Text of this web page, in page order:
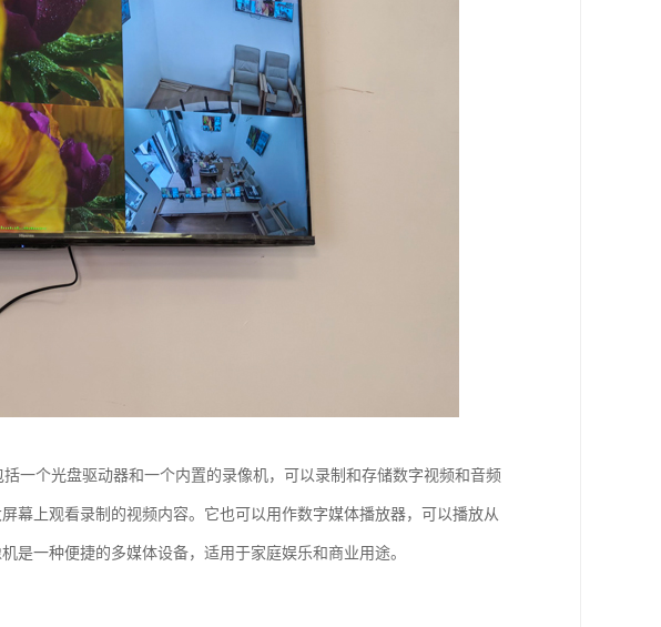
一个光盘驱动器和一个内置的录像机，可以录制和存储数字视频和音频
幕上观看录制的视频内容。它也可以用作数字媒体播放器，可以播放从
是一种便捷的多媒体设备，适用于家庭娱乐和商业用途。